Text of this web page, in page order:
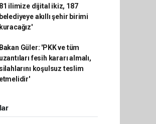
81 ilimize dijital ikiz, 187
belediyeye akıllı şehir birimi
kuracağız'
Bakan Güler: 'PKK ve tüm
uzantıları fesih kararı almalı,
silahlarını koşulsuz teslim
etmelidir'